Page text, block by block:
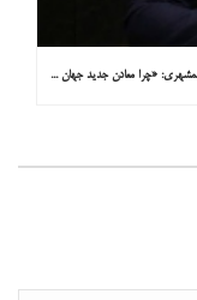
یادداشت ویژه هفته محیط‌زیست دبیر انجمن خدمات اقتصاد چرخشی در همشهری: «چرا معادن جدید جهان زیر زمین نیستند؟»